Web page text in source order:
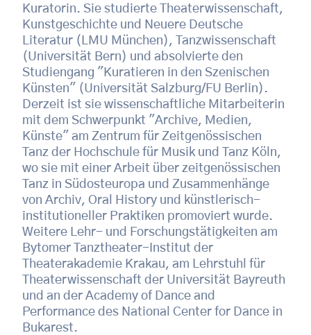
Kuratorin. Sie studierte Theaterwissenschaft,
Kunstgeschichte und Neuere Deutsche
Literatur (LMU München), Tanzwissenschaft
(Universität Bern) und absolvierte den
Studiengang "Kuratieren in den Szenischen
Künsten" (Universität Salzburg/FU Berlin).
Derzeit ist sie wissenschaftliche Mitarbeiterin
mit dem Schwerpunkt "Archive, Medien,
Künste" am Zentrum für Zeitgenössischen
Tanz der Hochschule für Musik und Tanz Köln,
wo sie mit einer Arbeit über zeitgenössischen
Tanz in Südosteuropa und Zusammenhänge
von Archiv, Oral History und künstlerisch-
institutioneller Praktiken promoviert wurde.
Weitere Lehr- und Forschungstätigkeiten am
Bytomer Tanztheater-Institut der
Theaterakademie Krakau, am Lehrstuhl für
Theaterwissenschaft der Universität Bayreuth
und an der Academy of Dance and
Performance des National Center for Dance in
Bukarest.